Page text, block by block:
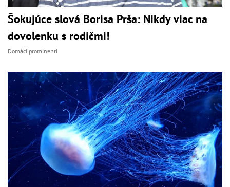
Šokujúce slová Borisa Prša: Nikdy viac na
dovolenku s rodičmi!
Domáci prominenti